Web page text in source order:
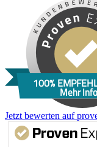
100%
Mehr
Jetzt bewerten auf